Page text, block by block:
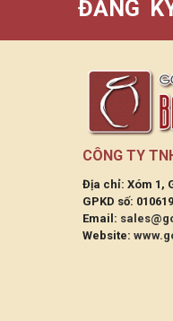
ĐĂNG
CÔNG TY
Địa chỉ: Xóm 1,
GPKD số:
Email:
Website: